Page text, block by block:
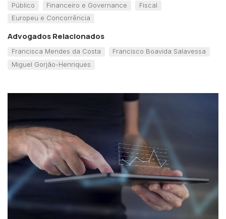
Público Financeiro e Governance
Fiscal
Europeu e Concorrência
Advogados Relacionados
Francisca Mendes da Costa
Francisco Boavida Salavessa
Miguel Gorjão-Henriques